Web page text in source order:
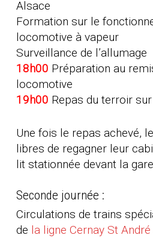
Alsace
Formation sur le
locomotive à vapeur
Surveillance de l’allumage
18h00 Préparation au
locomotive
19h00 Repas du terroir
Une fois le repas achevé,
libres de regagner leur
lit stationnée devant la gare.
Seconde journée :
Circulations de trains
de la ligne Cernay St